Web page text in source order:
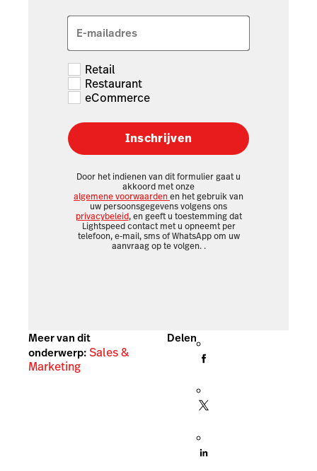
E-mailadres
Retail
Restaurant
eCommerce
Inschrijven
Door het indienen van dit formulier gaat u
akkoord met onze
algemene voorwaardenen het gebruik van
uw persoonsgegevens volgens ons
privacybeleid, en geeft u toestemming dat
Lightspeed contact met u opneemt per
telefoon, e-mail, sms of WhatsApp om uw
aanvraag op te volgen. .
Meer van dit
onderwerp:Sales &
Marketing
Delen